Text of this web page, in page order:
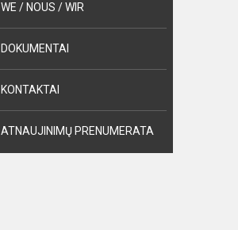
WE / NOUS / WIR
DOKUMENTAI
KONTAKTAI
ATNAUJINIMŲ PRENUMERATA